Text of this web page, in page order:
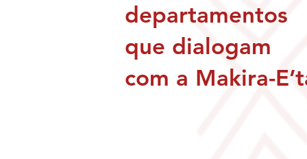
departamentos
que dialogam
com a Makira-